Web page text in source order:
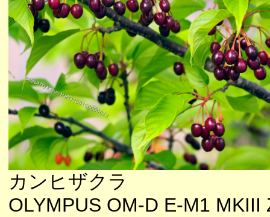
カンヒザクラ
OLYMPUS OM-D E-M1 MKIII